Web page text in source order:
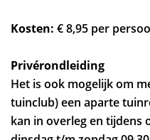
Kosten: € 8,95 per
Privérondleiding
Het is ook mogelijk om
tuinclub) een aparte
kan in overleg en tijdens